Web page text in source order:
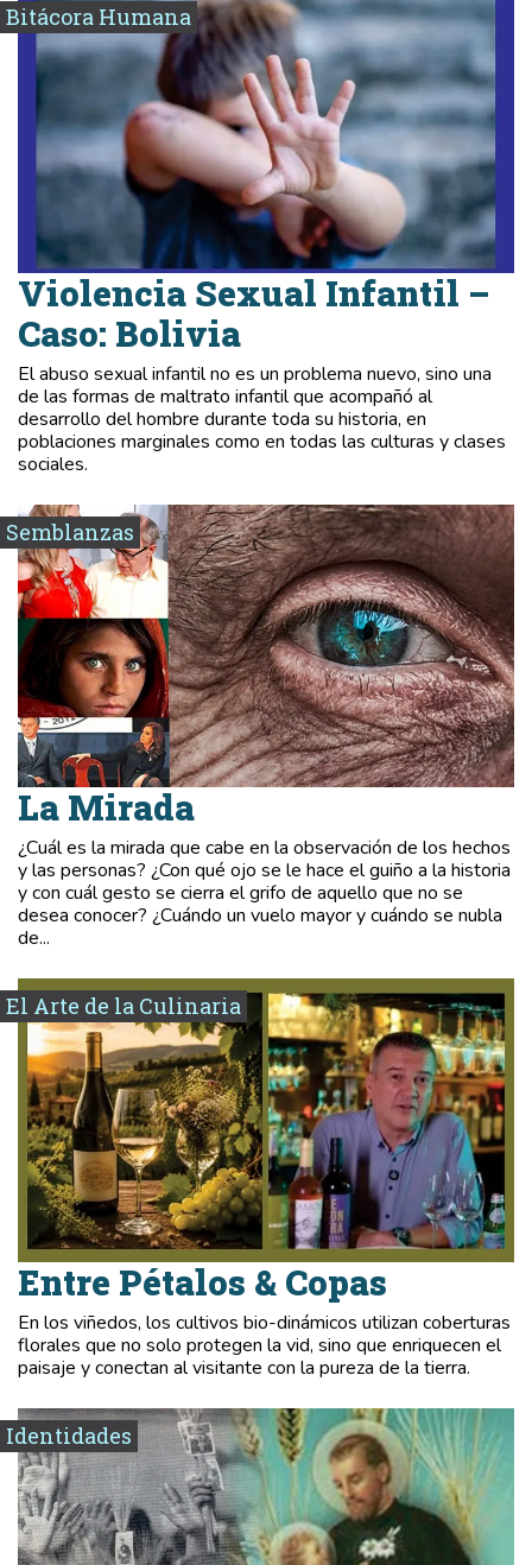
Bitácora Humana
Violencia Sexual Infantil –
Caso: Bolivia
El abuso sexual infantil no es un problema nuevo, sino una
de las formas de maltrato infantil que acompañó al
desarrollo del hombre durante toda su historia, en
poblaciones marginales como en todas las culturas y clases
sociales.
Semblanzas
La Mirada
¿Cuál es la mirada que cabe en la observación de los hechos
y las personas? ¿Con qué ojo se le hace el guiño a la historia
y con cuál gesto se cierra el grifo de aquello que no se
desea conocer? ¿Cuándo un vuelo mayor y cuándo se nubla
de...
El Arte de la Culinaria
Entre Pétalos & Copas
En los viñedos, los cultivos bio-dinámicos utilizan coberturas
florales que no solo protegen la vid, sino que enriquecen el
paisaje y conectan al visitante con la pureza de la tierra.
Identidades